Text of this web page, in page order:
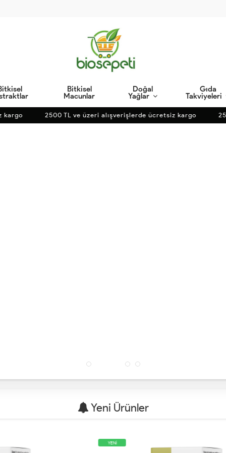
Bitkisel
Macunlar
Doğal
Yağlar
Gıda
Takviyeleri
2500 TL ve üzeri alışverişlerde ücretsiz kargo
Yeni Ürünler